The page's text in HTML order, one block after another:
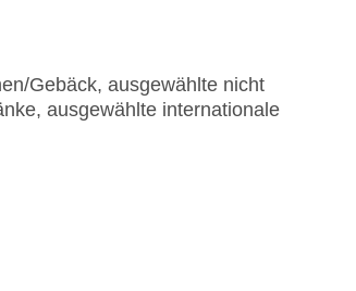
Gebäck, ausgewählte nicht
ausgewählte internationale